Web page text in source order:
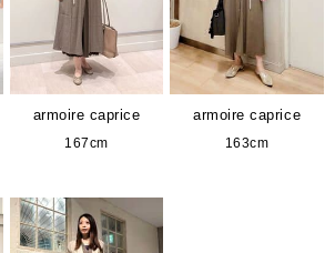
armoire caprice
167cm
armoire caprice
163cm